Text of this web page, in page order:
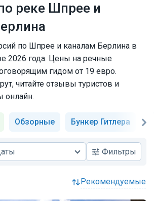
реке Шпрее и
по Шпрее и каналам Берлина в
2026 года. Цены на речные
гидом от 19 евро.
читайте отзывы туристов и
онлайн.
Обзорные Бункер Гитлера
Фильтры
рекомендуемые